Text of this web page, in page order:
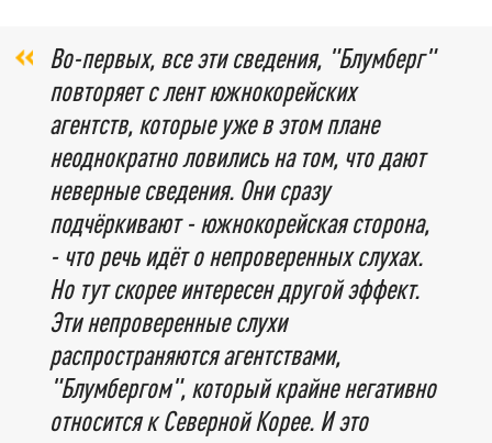
Во-первых, все эти сведения, "Блумберг"
повторяет с лент южнокорейских
агентств, которые уже в этом плане
неоднократно ловились на том, что дают
неверные сведения. Они сразу
подчёркивают - южнокорейская сторона,
- что речь идёт о непроверенных слухах.
Но тут скорее интересен другой эффект.
Эти непроверенные слухи
распространяются агентствами,
"Блумбергом", который крайне негативно
относится к Северной Корее. И это